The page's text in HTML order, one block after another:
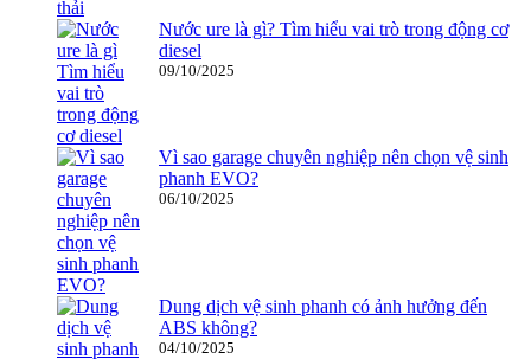
Nước ure là gì? Tìm hiểu vai trò trong động cơ
diesel
09/10/2025
Vì sao garage chuyên nghiệp nên chọn vệ sinh
phanh EVO?
06/10/2025
Dung dịch vệ sinh phanh có ảnh hưởng đến
ABS không?
04/10/2025